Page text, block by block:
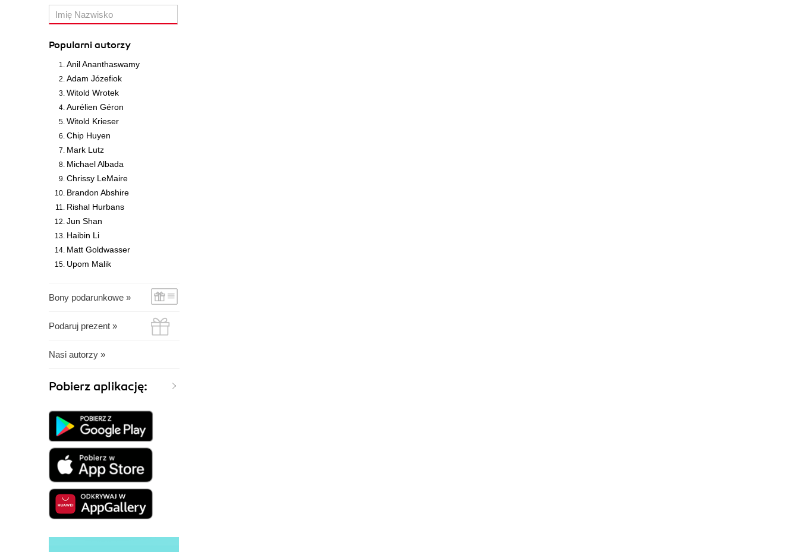
Popularni autorzy
Anil Ananthaswamy
Adam Józefiok
Witold Wrotek
Aurélien Géron
Witold Krieser
Chip Huyen
Mark Lutz
Michael Albada
Chrissy LeMaire
Brandon Abshire
Rishal Hurbans
Jun Shan
Haibin Li
Matt Goldwasser
Upom Malik
Bony podarunkowe »
Podaruj prezent »
Nasi autorzy »
Pobierz aplikację: